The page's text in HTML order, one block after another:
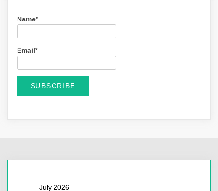
Name*
Email*
July 2026